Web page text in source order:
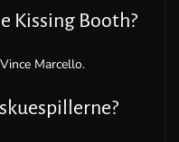
Kissing Booth?
Marcello.